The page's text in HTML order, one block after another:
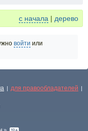
с начала | дерево
войти или
| для правообладателей |